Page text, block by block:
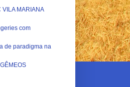
VILA MARIANA
com
de paradigma na